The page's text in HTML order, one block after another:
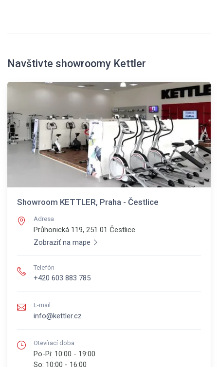
Navštivte showroomy Kettler
Showroom KETTLER, Praha - Čestlice
Adresa
Průhonická 119, 251 01 Čestlice
Zobraziť na mape
Telefón
+420 603 883 785
E-mail
info@kettler.cz
Otevírací doba
Po-Pi: 10:00 - 19:00
So: 10:00 - 16:00